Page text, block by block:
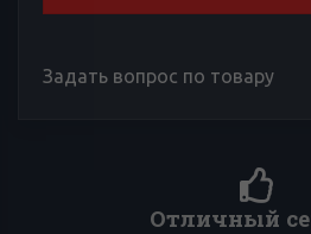
Задать вопрос по товару
Более